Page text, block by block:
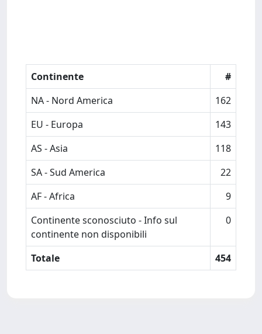
Continente
#
NA - Nord America
162
EU - Europa
143
AS - Asia
118
SA - Sud America
22
AF - Africa
9
Continente sconosciuto - Info sul
continente non disponibili
0
Totale 454